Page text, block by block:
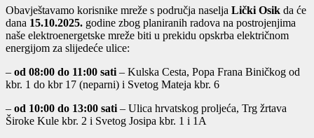
Obavještavamo korisnike mreže s područja naselja Lički Osik da će
dana 15.10.2025. godine zbog planiranih radova na postrojenjima
naše elektroenergetske mreže biti u prekidu opskrba električnom
energijom za slijedeće ulice:
– od 08:00 do 11:00 sati – Kulska Cesta, Popa Frana Biničkog od
kbr. 1 do kbr 17 (neparni) i Svetog Mateja kbr. 6
– od 10:00 do 13:00 sati – Ulica hrvatskog proljeća, Trg žrtava
Široke Kule kbr. 2 i Svetog Josipa kbr. 1 i 1A